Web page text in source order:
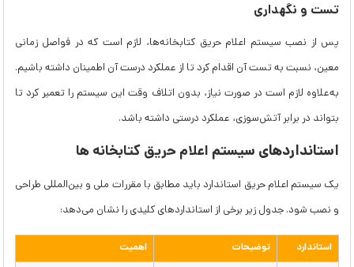
تست و نگهداری
پس از نصب سیستم اعلام حریق کتابخانه‌ها، لازم است که در فواصل زمانی
معین، نسبت به تست آن اقدام کرد تا از عملکرد درست آن اطمینان داشته باشیم.
به‌علاوه لازم است در صورت نیاز، بدون اتلاف وقت این سیستم را تعمیر کرد تا
بتواند در برابر آتش‌سوزی، عملکرد درستی داشته باشد.
استانداردهای سیستم اعلام حریق کتابخانه ها
یک سیستم اعلام حریق استاندارد باید مطابق با مقررات ملی و بین‌المللی طراحی
و نصب شود. جدول زیر برخی از استانداردهای کلیدی را نشان می‌دهد:
استاندارد توضیحات
اهمیت